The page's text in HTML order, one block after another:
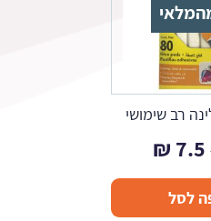
רב שימושי
המחיר
המקורי
היה:
7.5
₪
הנוכחי
לסל